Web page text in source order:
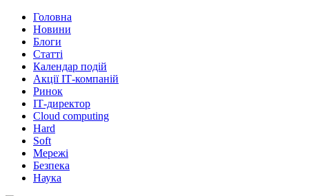
Головна
Новини
Блоги
Статті
Календар подій
Акції ІТ-компаній
Ринок
ІТ-директор
Cloud computing
Hard
Soft
Мережі
Безпека
Наука